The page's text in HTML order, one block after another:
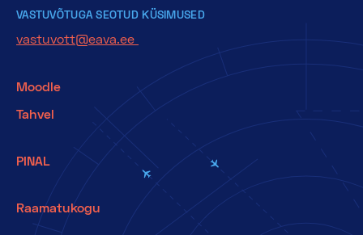
VASTUVÕTUGA SEOTUD KÜSIMUSED
vastuvott@eava.ee
Moodle
Tahvel
PINAL
Raamatukogu